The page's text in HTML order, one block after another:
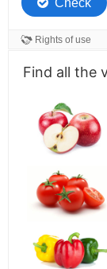
Find all the